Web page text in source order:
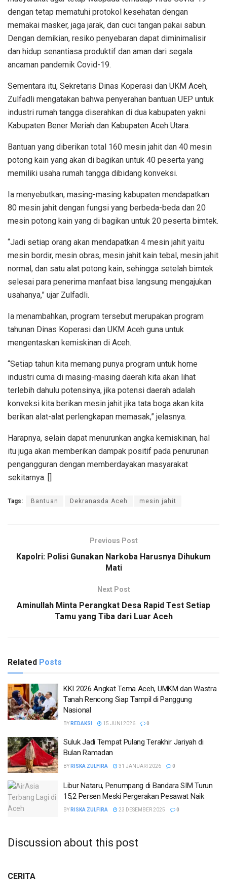
dengan tetap mematuhi protokol kesehatan dengan
memakai masker, jaga jarak, dan cuci tangan pakai sabun.
Dengan demikian, resiko penyebaran dapat diminimalisir
dan hidup senantiasa produktif dan aman dari segala
ancaman pandemik Covid-19.
Sementara itu, Sekretaris Dinas Koperasi dan UKM Aceh,
Zulfadli mengatakan bahwa penyerahan bantuan UEP untuk
industri rumah tangga diserahkan di dua kabupaten yakni
Kabupaten Bener Meriah dan Kabupaten Aceh Utara.
Bantuan yang diberikan total 160 mesin jahit dan 40 mesin
potong kain yang akan di bagikan untuk 40 peserta yang
memiliki usaha rumah tangga dibidang konveksi.
Ia menyebutkan, masing-masing kabupaten mendapatkan
80 mesin jahit dengan fungsi yang berbeda-beda dan 20
mesin potong kain yang di bagikan untuk 20 peserta bimtek.
“Jadi setiap orang akan mendapatkan 4 mesin jahit yaitu
mesin bordir, mesin obras, mesin jahit kain tebal, mesin jahit
normal, dan satu alat potong kain, sehingga setelah bimtek
selesai para penerima manfaat bisa langsung mengajukan
usahanya,” ujar Zulfadli.
Ia menambahkan, program tersebut merupakan program
tahunan Dinas Koperasi dan UKM Aceh guna untuk
mengentaskan kemiskinan di Aceh.
“Setiap tahun kita memang punya program untuk home
industri cuma di masing-masing daerah kita akan lihat
terlebih dahulu potensinya, jika potensi daerah adalah
konveksi kita berikan mesin jahit jika tata boga akan kita
berikan alat-alat perlengkapan memasak,” jelasnya.
Harapnya, selain dapat menurunkan angka kemiskinan, hal
itu juga akan memberikan dampak positif pada penurunan
pengangguran dengan memberdayakan masyarakat
sekitarnya. []
Tags: Bantuan Dekranasda Aceh mesin jahit
Previous Post
Kapolri: Polisi Gunakan Narkoba Harusnya Dihukum
Mati
Next Post
Aminullah Minta Perangkat Desa Rapid Test Setiap
Tamu yang Tiba dari Luar Aceh
Related Posts
KKI 2026 Angkat Tema Aceh, UMKM dan Wastra
Tanah Rencong Siap Tampil di Panggung
Nasional
BY REDAKSI 15 JUNI 2026 0
Suluk Jadi Tempat Pulang Terakhir Jariyah di
Bulan Ramadan
BY RISKA ZULFIRA 31 JANUARI 2026 0
Libur Nataru, Penumpang di Bandara SIM Turun
15,2 Persen Meski Pergerakan Pesawat Naik
BY RISKA ZULFIRA 23 DESEMBER 2025 0
Discussion about this post
CERITA